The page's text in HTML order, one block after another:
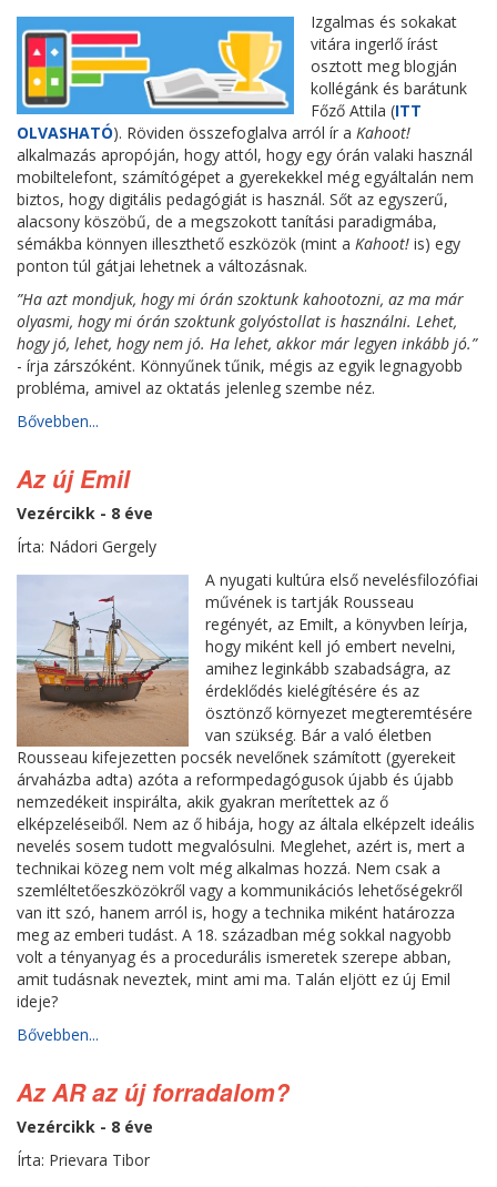
Izgalmas és sokakat
vitára ingerlő írást
osztott meg blogján
kollégánk és barátunk
Főző Attila (ITT
OLVASHATÓ). Röviden összefoglalva arról ír a Kahoot!
alkalmazás apropóján, hogy attól, hogy egy órán valaki használ
mobiltelefont, számítógépet a gyerekekkel még egyáltalán nem
biztos, hogy digitális pedagógiát is használ. Sőt az egyszerű,
alacsony köszöbű, de a megszokott tanítási paradigmába,
sémákba könnyen illeszthető eszközök (mint a Kahoot! is) egy
ponton túl gátjai lehetnek a változásnak.
”Ha azt mondjuk, hogy mi órán szoktunk kahootozni, az ma már
olyasmi, hogy mi órán szoktunk golyóstollat is használni. Lehet,
hogy jó, lehet, hogy nem jó. Ha lehet, akkor már legyen inkább jó.”
- írja zárszóként. Könnyűnek tűnik, mégis az egyik legnagyobb
probléma, amivel az oktatás jelenleg szembe néz.
Bővebben...
Az új Emil
Vezércikk - 8 éve
Írta: Nádori Gergely
A nyugati kultúra első nevelésfilozófiai
művének is tartják Rousseau
regényét, az Emilt, a könyvben leírja,
hogy miként kell jó embert nevelni,
amihez leginkább szabadságra, az
érdeklődés kielégítésére és az
ösztönző környezet megteremtésére
van szükség. Bár a való életben
Rousseau kifejezetten pocsék nevelőnek számított (gyerekeit
árvaházba adta) azóta a reformpedagógusok újabb és újabb
nemzedékeit inspirálta, akik gyakran merítettek az ő
elképzeléseiből. Nem az ő hibája, hogy az általa elképzelt ideális
nevelés sosem tudott megvalósulni. Meglehet, azért is, mert a
technikai közeg nem volt még alkalmas hozzá. Nem csak a
szemléltetőeszközökről vagy a kommunikációs lehetőségekről
van itt szó, hanem arról is, hogy a technika miként határozza
meg az emberi tudást. A 18. században még sokkal nagyobb
volt a tényanyag és a procedurális ismeretek szerepe abban,
amit tudásnak neveztek, mint ami ma. Talán eljött ez új Emil
ideje?
Bővebben...
Az AR az új forradalom?
Vezércikk - 8 éve
Írta: Prievara Tibor